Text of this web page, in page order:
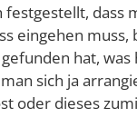
festgestellt, dass
eingehen muss,
hat,
sich ja
oder dieses